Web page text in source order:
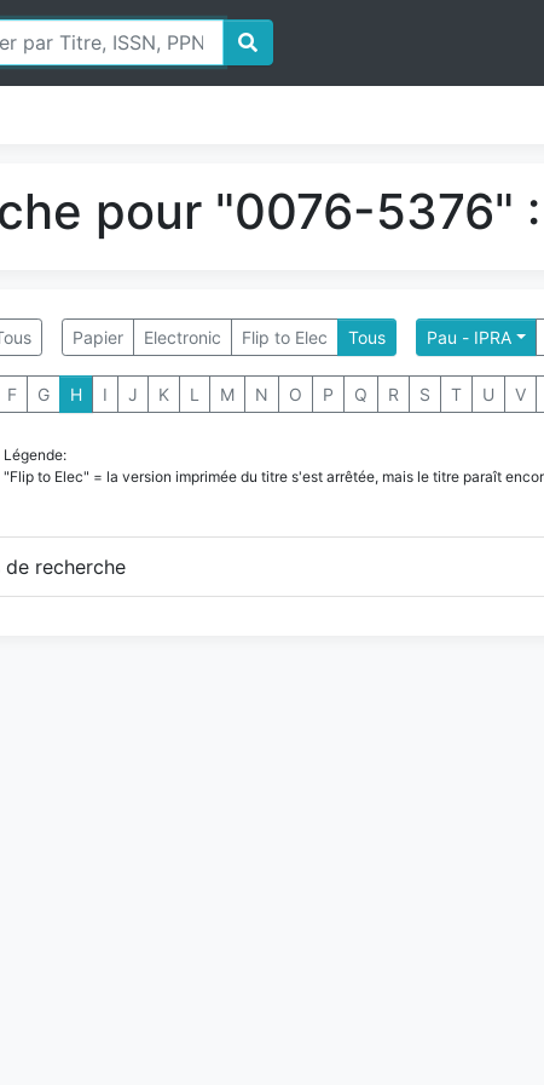
pour "0076-5376"
Papier Electronic Flip to Elec Tous Pau - IPRA
F G H I J K L M N O P Q R S T U V
Légende:
"Flip to Elec" = la version imprimée du titre s'est arrêtée, mais le titre paraît
recherche